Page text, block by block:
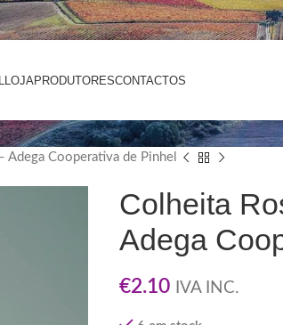
LOJAPRODUTORESCONTACTOS
Cooperativa de Pinhel
Colheita
Adega
€2.10 IVA INC.